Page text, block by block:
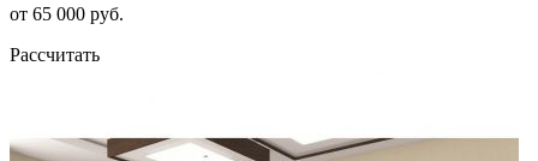
от 65 000 руб.
Рассчитать